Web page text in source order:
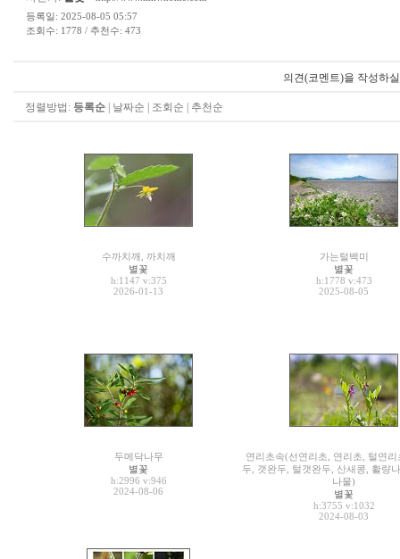
등록일: 2025-08-05 05:57
조회수: 1778 / 추천수: 473
의견(코멘트)을 작성하
정렬방법: 등록순 날짜순 조회순 추천순
수까치깨, 까치깨
별꽃
h:1147 v:375
2026-01-13
가는털백미
별꽃
h:1778 v:473
2025-08-05
두메닥나무
별꽃
h:2996 v:946
2024-08-06
연리초속(선연리초, 연리초, 털연리
두, 갯완두, 털갯완두, 산새콩, 활량
나물)
별꽃
h:3755 v:1032
2024-08-03